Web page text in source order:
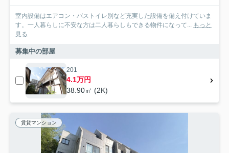
室内設備はエアコン・バストイレ別など充実した設備を備え付けていま
す。一人暮らしに不安な方は二人暮らしもできる物件になって... もっと
見る
募集中の部屋
201
4.1万円
38.90㎡ (2K)
賃貸マンション